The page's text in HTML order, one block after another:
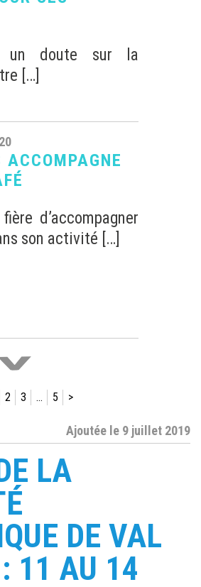
un doute sur la
[…]
d’accompagner
son activité […]
LE
restent
durant cette
2 3 … 5 >
Ajoutée le 9 juillet 2019
LA
DE VAL
11 AU 14